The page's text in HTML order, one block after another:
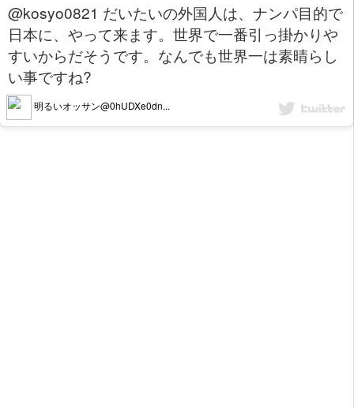
@kosyo0821 だいたいの外国人は、ナンパ目的で
日本に、やって来ます。世界で一番引っ掛かりや
すいからだそうです。なんでも世界一は素晴らし
い事ですね?
明るいオッサン@0hUDXe0dn...